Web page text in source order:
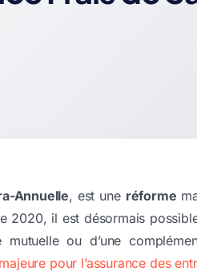
Annuelle, est une réforme
2020, il est désormais
mutuelle ou d’une
pour l’assurance des